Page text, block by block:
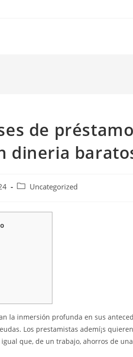
de
dineria
Post Uncategorized
la inmersión profunda en sus
Los prestamistas ademí¡s
que, de un trabajo, ahorros de